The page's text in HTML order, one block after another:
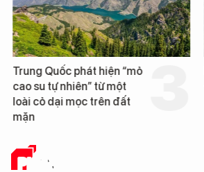
Trung Quốc phát hiện “mỏ
cao su tự nhiên” từ một
loài cỏ dại mọc trên đất
mặn
PHÂN TÍCH